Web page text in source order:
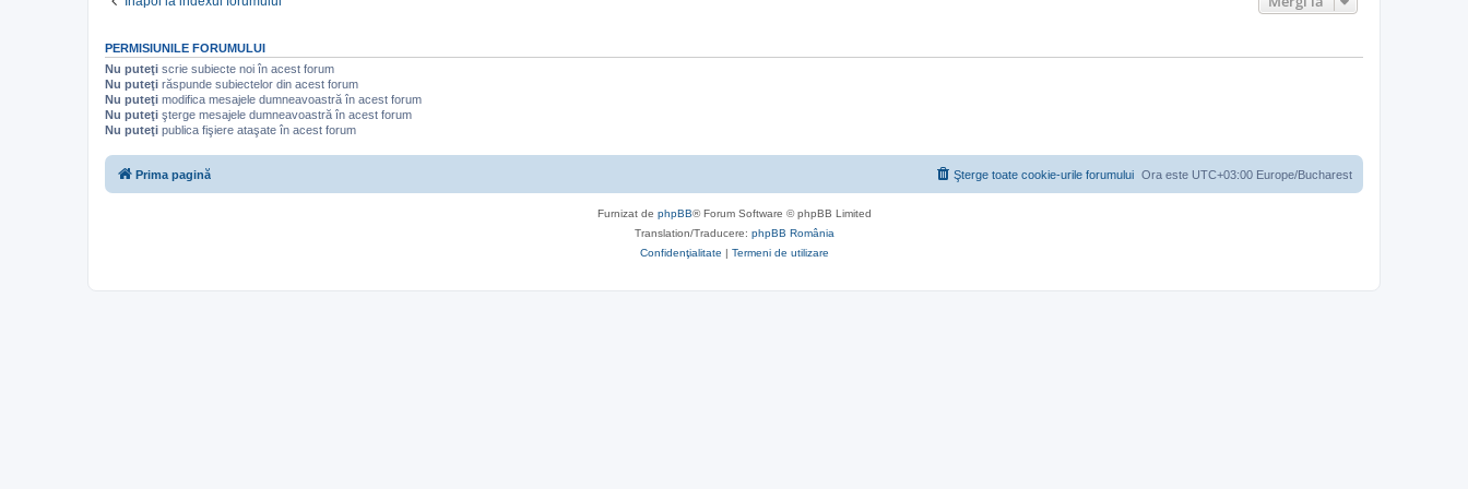
PERMISIUNILE FORUMULUI
Nu puteţi scrie subiecte noi în acest forum
Nu puteţi răspunde subiectelor din acest forum
Nu puteţi modifica mesajele dumneavoastră în acest forum
Nu puteţi şterge mesajele dumneavoastră în acest forum
Nu puteţi publica fişiere ataşate în acest forum
Prima pagină Ora este UTC+03:00 Europe/Bucharest
Şterge toate cookie-urile forumului
Furnizat de phpBB® Forum Software © phpBB Limited
Translation/Traducere: phpBB România
Confidenţialitate | Termeni de utilizare